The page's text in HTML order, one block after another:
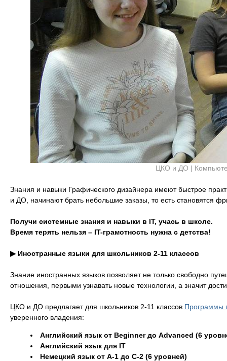
ЦКО и ДО |
Знания и навыки Графического дизайнера имеют быстрое
и ДО, начинают брать небольшие заказы, то есть становятся
Получи системные знания и навыки в IT, учась в школе.
Время терять нельзя – IT-грамотность нужна с детства!
▶ Иностранные языки для школьников 2-11 классов
Знание иностранных языков позволяет не только свободно
отношения, первыми узнавать новые технологии, а значит
ЦКО и ДО предлагает для школьников 2-11 классов Программы
уверенного владения:
Английский язык от Beginner до Advanced (6
Английский язык для IT
Немецкий язык от A-1 до C-2 (6 уровней)